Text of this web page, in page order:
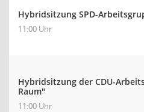
Hybridsitzung SPD-
11:00 Uhr
Hybridsitzung der CDU-
Raum"
11:00 Uhr